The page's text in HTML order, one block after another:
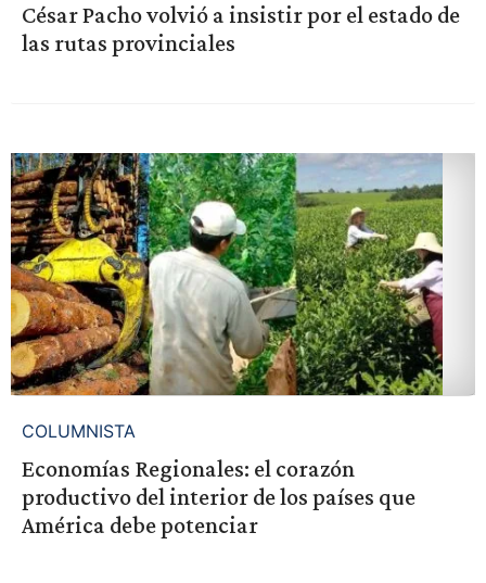
César Pacho volvió a insistir por el estado de
las rutas provinciales
COLUMNISTA
Economías Regionales: el corazón
productivo del interior de los países que
América debe potenciar